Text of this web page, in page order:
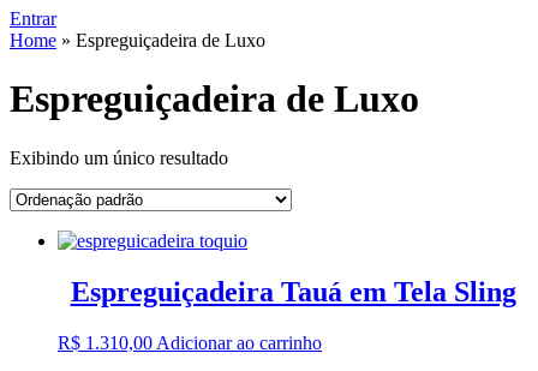
Entrar
Home » Espreguiçadeira de Luxo
Espreguiçadeira de Luxo
Exibindo um único resultado
Espreguiçadeira Tauá em Tela Sling
R$ 1.310,00 Adicionar ao carrinho